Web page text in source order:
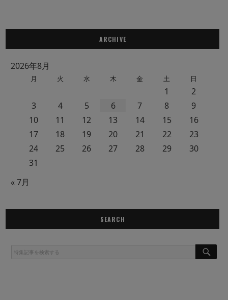
ARCHIVE
2026年8月
月 火 水 木 金 土 日
1
2
3
4 5 6 7 8
9
10
11 12 13 14 15
16
17
18 19 20 21 22
23
24
25 26 27 28 29
30
31
« 7月
SEARCH
S